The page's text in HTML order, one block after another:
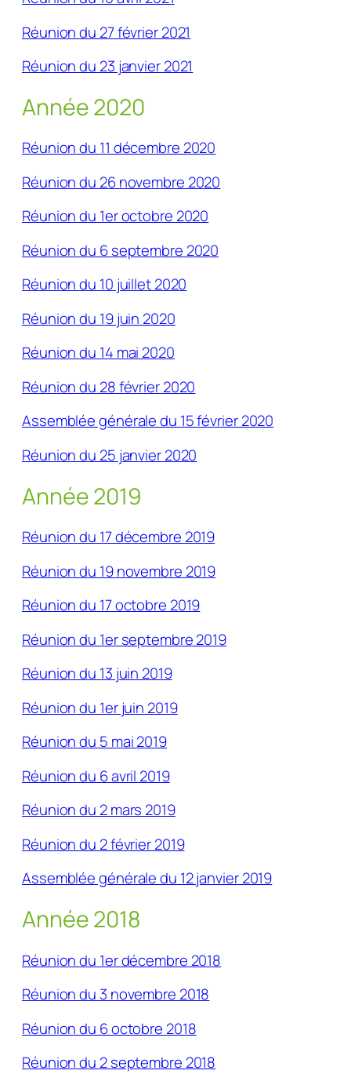
Réunion du 27 février 2021
Réunion du 23 janvier 2021
Année 2020
Réunion du 11 décembre 2020
Réunion du 26 novembre 2020
Réunion du 1er octobre 2020
Réunion du 6 septembre 2020
Réunion du 10 juillet 2020
Réunion du 19 juin 2020
Réunion du 14 mai 2020
Réunion du 28 février 2020
Assemblée générale du 15 février 2020
Réunion du 25 janvier 2020
Année 2019
Réunion du 17 décembre 2019
Réunion du 19 novembre 2019
Réunion du 17 octobre 2019
Réunion du 1er septembre 2019
Réunion du 13 juin 2019
Réunion du 1er juin 2019
Réunion du 5 mai 2019
Réunion du 6 avril 2019
Réunion du 2 mars 2019
Réunion du 2 février 2019
Assemblée générale du 12 janvier 2019
Année 2018
Réunion du 1er décembre 2018
Réunion du 3 novembre 2018
Réunion du 6 octobre 2018
Réunion du 2 septembre 2018